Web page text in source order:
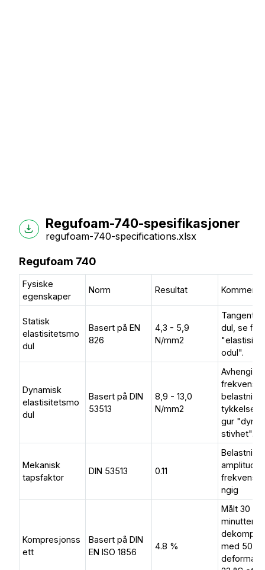
Regufoam-740-spesifikasjoner
regufoam-740-specifications.xlsx
Regufoam 740
Fysiske
egenskaper
Norm Resultat
Statisk
elastisitetsmo
dul
Basert på EN
826
4,3 - 5,9
N/mm2
dul, se
odul".
Dynamisk
elastisitetsmo
dul
Basert på DIN
53513
8,9 - 13,0
N/mm2
Avhengig
frekvens,
belastning
tykkelse,
gur
stivhet".
Mekanisk
tapsfaktor
DIN 53513 0.11
ngig
Kompresjonss
ett
Basert på DIN
EN ISO 1856
4.8 %
Målt 30
minutter
med 50 %